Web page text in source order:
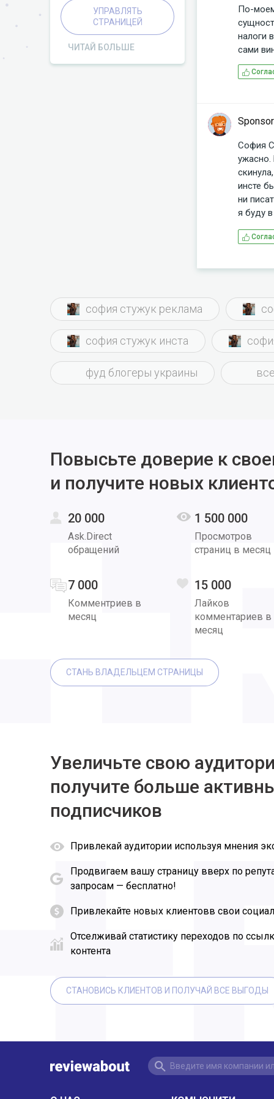
Судя по отзывам, многие
считали, что даже на этой
трагедии София сделала
пиар своему аккаунту.
УПРАВЛЯТЬ
СТРАНИЦЕЙ
ЧИТАЙ БОЛЬШЕ
По-
налоги
сами
София
ужасно.
инсте
ни
я буду
софия стужук реклама
софия стужук инста
фуд блогеры украины
Повысьте доверие к
и получите новых
20 000
Ask.Direct
обращений
1 500 000
Просмотров
страниц в месяц
7 000
Комментриев в
месяц
15 000
Лайков
комментариев в
месяц
СТАНЬ ВЛАДЕЛЬЦЕМ СТРАНИЦЫ
Увеличьте свою
получите больше
подписчиков
Привлекай аудитории используя мнения
Продвигаем вашу страницу вверх по
запросам — бесплатно!
Привлекайте новых клиентовв свои
Отселживай статистику переходов по
контента
СТАНОВИСЬ КЛИЕНТОВ И ПОЛУЧАЙ ВСЕ ВЫГОДЫ